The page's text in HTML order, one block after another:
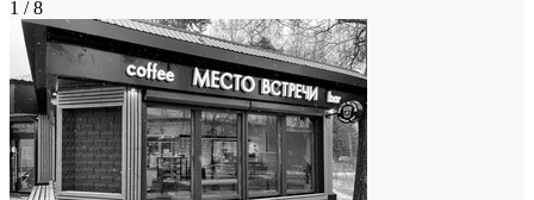
1 / 8